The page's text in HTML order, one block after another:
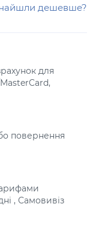
дешевше?
для
повернення
, Самовивіз